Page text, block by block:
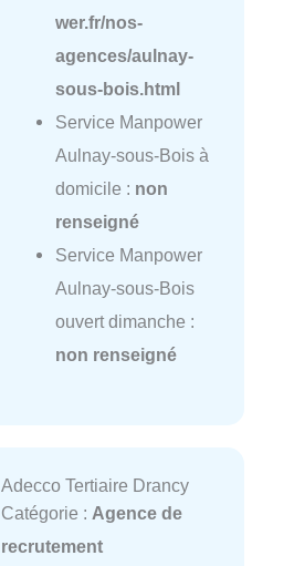
wer.fr/nos-
agences/aulnay-
sous-bois.html
Service Manpower
Aulnay-sous-Bois à
domicile : non
renseigné
Service Manpower
Aulnay-sous-Bois
ouvert dimanche :
non renseigné
Adecco Tertiaire Drancy
Catégorie : Agence de
recrutement